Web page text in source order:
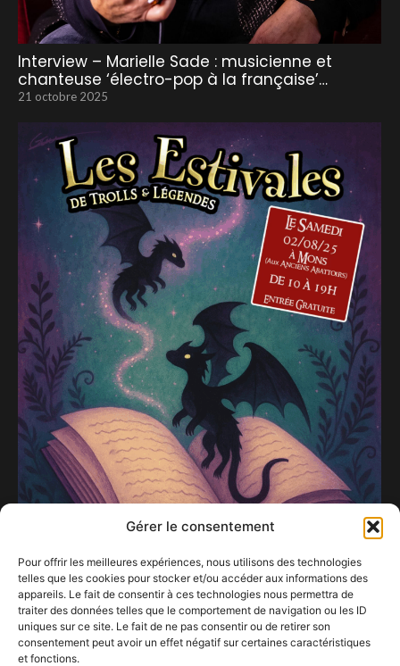
Gérer le consentement
Pour offrir les meilleures expériences, nous utilisons des technologies
telles que les cookies pour stocker et/ou accéder aux informations des
appareils. Le fait de consentir à ces technologies nous permettra de
traiter des données telles que le comportement de navigation ou les ID
uniques sur ce site. Le fait de ne pas consentir ou de retirer son
consentement peut avoir un effet négatif sur certaines caractéristiques
et fonctions.
Interview – Marielle Sade : musicienne et
chanteuse ‘électro-pop à la française’…
21 octobre 2025
Les Estivales de Trolls & Légendes 2025 la